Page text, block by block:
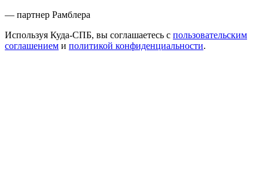
— партнер Рамблера
Используя Куда-СПБ, вы соглашаетесь с пользовательским
соглашением и политикой конфиденциальности.